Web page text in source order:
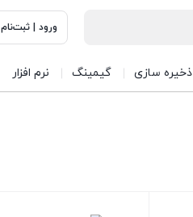
ورود | ثبت‌نام
ذخیره سازی گیمینگ نرم افزار